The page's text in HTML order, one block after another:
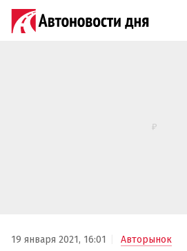
19 января 2021, 16:01 Авторынок